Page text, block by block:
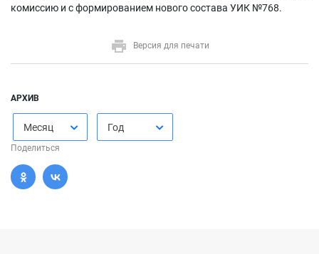
комиссию и с формированием нового состава УИК №768.
Версия для печати
АРХИВ
Месяц Год
Поделиться